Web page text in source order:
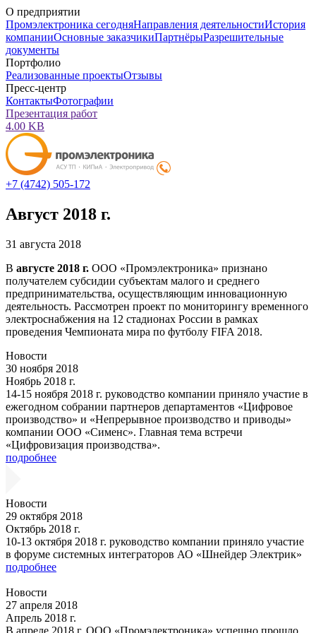
О предприятии
Промэлектроника сегодняНаправления деятельностиИстория
компанииОсновные заказчикиПартнёрыРазрешительные
документы
Портфолио
Реализованные проектыОтзывы
Пресс-центр
КонтактыФотографии
Презентация работ
4.00 KB
+7 (4742) 505-172
Август 2018 г.
31 августа 2018
В августе 2018 г. ООО «Промэлектроника» признано
получателем субсидии субъектам малого и среднего
предпринимательства, осуществляющим инновационную
деятельность. Рассмотрен проект по мониторингу временного
электроснабжения на 12 стадионах России в рамках
проведения Чемпионата мира по футболу FIFA 2018.
Новости
30 ноября 2018
Ноябрь 2018 г.
14-15 ноября 2018 г. руководство компании приняло участие в
ежегодном собрании партнеров департаментов «Цифровое
производство» и «Непрерывное производство и приводы»
компании ООО «Сименс». Главная тема встречи
«Цифровизация производства».
подробнее
Новости
29 октября 2018
Октябрь 2018 г.
10-13 октября 2018 г. руководство компании приняло участие
в форуме системных интеграторов АО «Шнейдер Электрик»
подробнее
Новости
27 апреля 2018
Апрель 2018 г.
В апреле 2018 г. ООО «Промэлектроника» успешно прошло